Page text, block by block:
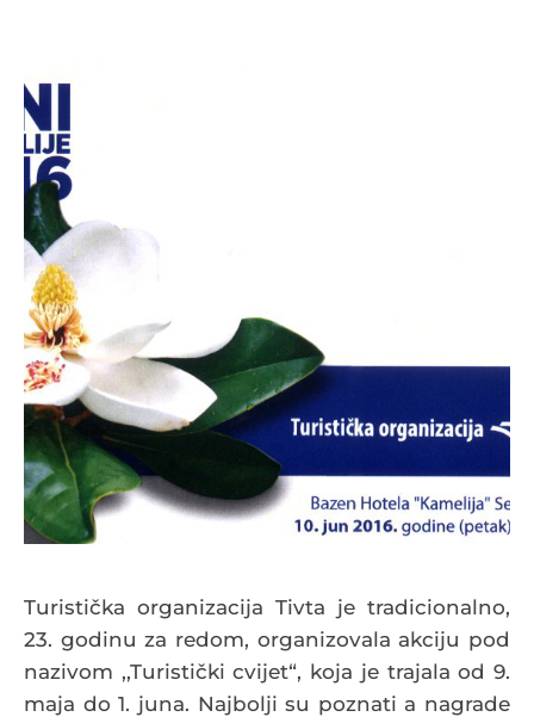
Turistička organizacija Tivta je tradicionalno,
23. godinu za redom, organizovala akciju pod
nazivom ,,Turistički cvijet“, koja je trajala od 9.
maja do 1. juna. Najbolji su poznati a nagrade